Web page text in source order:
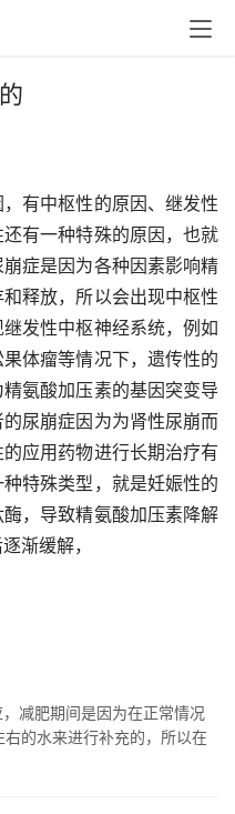
有中枢性的原因、继发性
有一种特殊的原因，也就
症是因为各种因素影响精
释放，所以会出现中枢性
发性中枢神经系统，例如
体瘤等情况下，遗传性的
氨酸加压素的基因突变导
尿崩症因为为肾性尿崩而
应用药物进行长期治疗有
特殊类型，就是妊娠性的
，导致精氨酸加压素降解
渐缓解，
减肥期间是因为在正常情况
的水来进行补充的，所以在
肯定会有一部分患者有明显